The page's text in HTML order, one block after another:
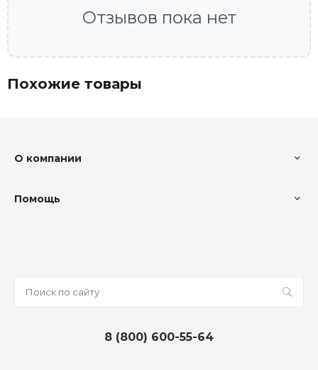
Отзывов пока нет
Похожие товары
О компании
Помощь
8 (800) 600-55-64